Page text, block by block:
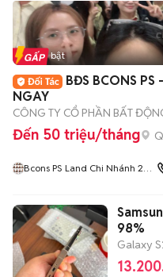
Tin nổi bật
BĐS BCONS PS
NGAY
CÔNG TY CỔ PHẦN BẤT
Đến 50 triệu/tháng
Bcons PS Land Chi Nhánh 2
98%
Galaxy